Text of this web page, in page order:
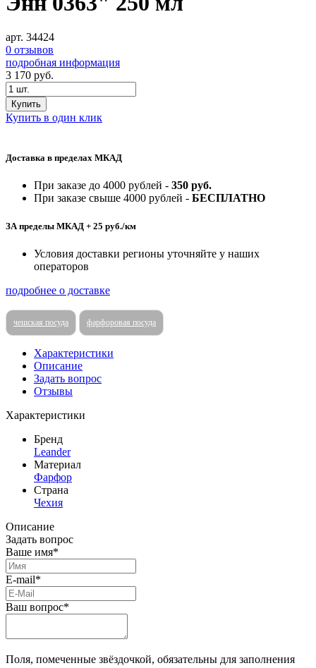
арт. 34424
0 отзывов
подробная информация
3 170 руб.
Купить
Купить в один клик
Доставка в пределах МКАД
При заказе до 4000 рублей - 350 руб.
При заказе свыше 4000 рублей - БЕСПЛАТНО
ЗА пределы МКАД + 25 руб./км
Условия доставки регионы уточняйте у наших
операторов
подробнее о доставке
чешская посуда фарфоровая посуда
Характеристики
Описание
Задать вопрос
Отзывы
Характеристики
Бренд
Leander
Материал
Фарфор
Страна
Чехия
Описание
Задать вопрос
Ваше имя*
E-mail*
Ваш вопрос*
Поля, помеченные звёздочкой, обязательны для заполнения